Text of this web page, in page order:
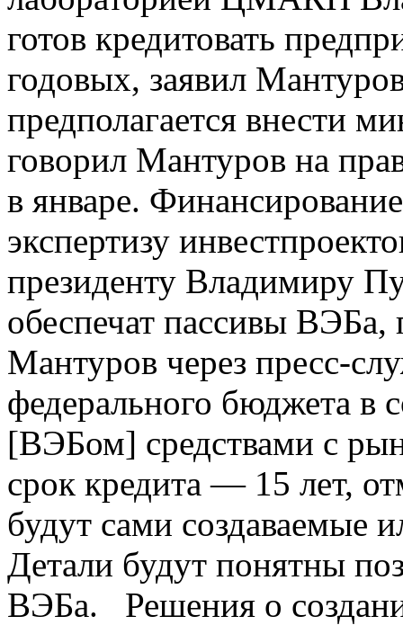
готов кредитовать
годовых, заявил
предполагается внести
говорил Мантуров на
в январе.
экспертизу
президенту Владимиру
обеспечат пассивы
Мантуров через пресс-
федерального бюджета в
[ВЭБом] средствами с
срок кредита — 15 лет,
будут сами создаваемые
Детали будут понятны
ВЭБа. Решения о